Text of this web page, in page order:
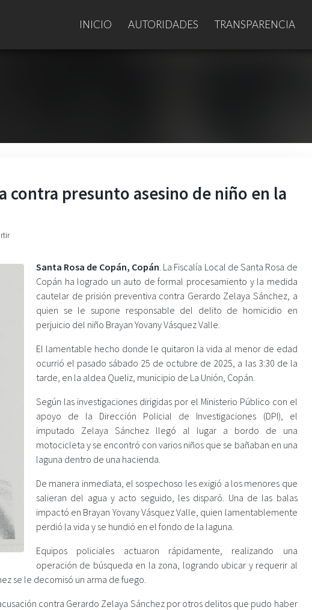
INICIO AUTORIDADES TRANSPARENCIA
contra presunto asesino de niño en la
Santa Rosa de Copán, Copán. La Fiscalía Local de Santa Rosa de
Copán ha logrado un auto de formal procesamiento y la medida
cautelar de prisión preventiva contra Gerardo Zelaya Sánchez, a
quien se le supone responsable del delito de homicidio en
perjuicio del niño Brayan Yovany Vásquez Valle.
El lamentable hecho donde le quitaron la vida al menor de edad
ocurrió el pasado sábado 25 de octubre de 2025, a las 3:30 de la
tarde, en la aldea Queliz, municipio de La Unión, Copán.
Según las investigaciones dirigidas por el Ministerio Público con el
apoyo de la Dirección Policial de Investigaciones (DPI), el
imputado Zelaya Sánchez llegó al lugar a bordo de una
motocicleta y se encontró con varios niños que se bañaban en una
laguna dentro de una hacienda.
De manera inmediata, el sospechoso les exigió a los menores que
salieran del agua y acto seguido, les disparó. Una de las balas
impactó en Brayan Yovany Vásquez Valle, quien lamentablemente
perdió la vida y se hundió en el fondo de la laguna.
Equipos policiales actuaron rápidamente, realizando una
operación de búsqueda en la zona, logrando ubicar y requerir al
se le decomisó un arma de fuego.
contra Gerardo Zelaya Sánchez por otros delitos que pudo haber